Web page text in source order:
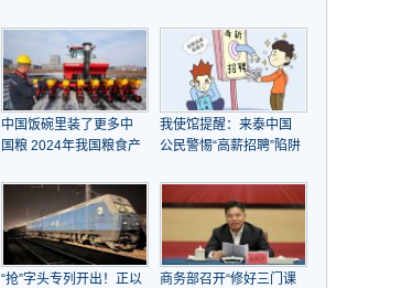
地参保户籍限制
中国饭碗里装了更多中
国粮 2024年我国粮食产
我使馆提醒：来泰中国
公民警惕“高薪招聘”陷阱
“抢”字头专列开出！正以
商务部召开“修好三门课